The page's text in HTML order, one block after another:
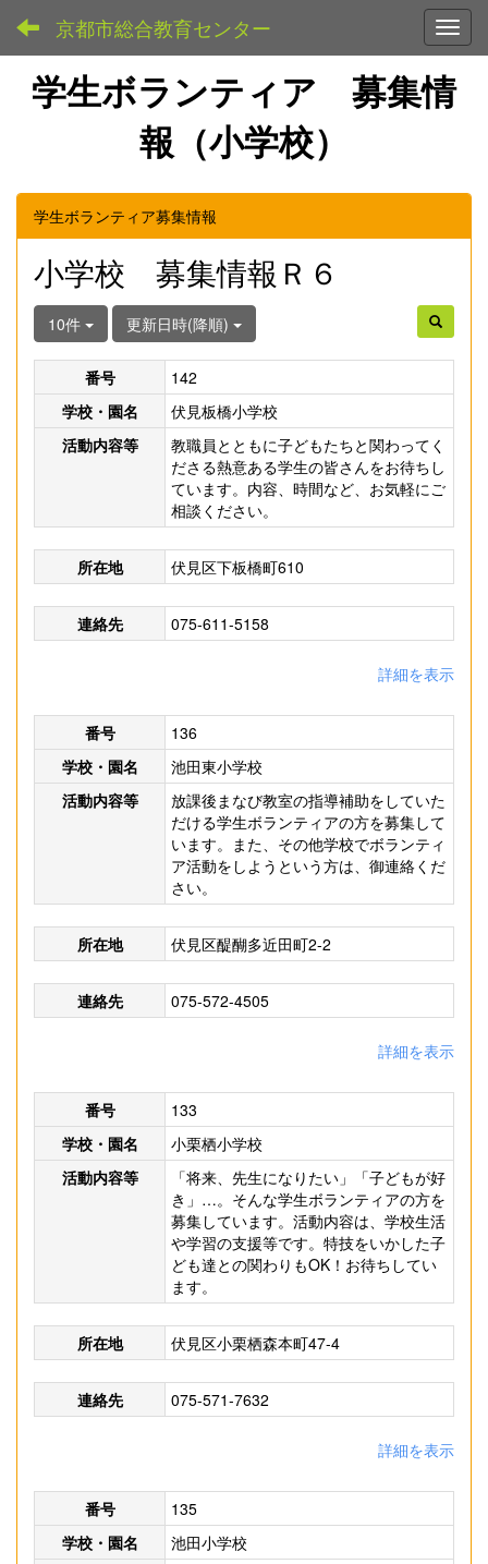
京都市総合教育センター
学生ボランティア 募集情
報（小学校）
学生ボランティア募集情報
小学校 募集情報Ｒ６
10件 更新日時(降順)
番号
142
学校・園名
伏見板橋小学校
活動内容等
教職員とともに子どもたちと関わってく
ださる熱意ある学生の皆さんをお待ちし
ています。内容、時間など、お気軽にご
相談ください。
所在地 伏見区下板橋町610
連絡先 075-611-5158
詳細を表示
番号
136
学校・園名
池田東小学校
活動内容等
放課後まなび教室の指導補助をしていた
だける学生ボランティアの方を募集して
います。また、その他学校でボランティ
ア活動をしようという方は、御連絡くだ
さい。
所在地 伏見区醍醐多近田町2-2
連絡先 075-572-4505
詳細を表示
番号
133
学校・園名
小栗栖小学校
活動内容等
「将来、先生になりたい」「子どもが好
き」…。そんな学生ボランティアの方を
募集しています。活動内容は、学校生活
や学習の支援等です。特技をいかした子
ども達との関わりもOK！お待ちしてい
ます。
所在地 伏見区小栗栖森本町47-4
連絡先 075-571-7632
詳細を表示
番号
135
学校・園名
池田小学校